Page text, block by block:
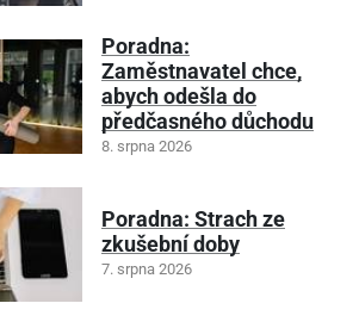
Poradna:
Zaměstnavatel chce,
abych odešla do
předčasného důchodu
8. srpna 2026
Poradna: Strach ze
zkušební doby
7. srpna 2026